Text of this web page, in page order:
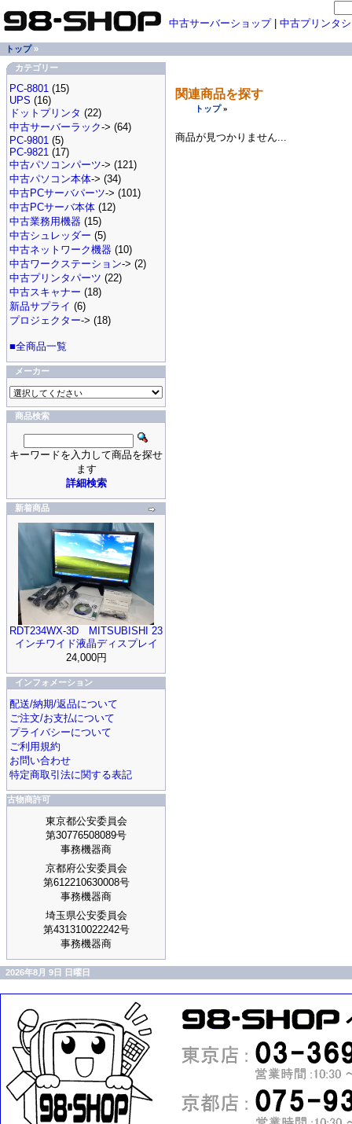
関連商品を探す
トップ»
商品が見つかりません...
中古サーバーショップ| 中古プリンタ
トップ»
カテゴリー
PC-8801 (15)
UPS (16)
ドットプリンタ (22)
中古サーバーラック-> (64)
PC-9801 (5)
PC-9821 (17)
中古パソコンパーツ-> (121)
中古パソコン本体-> (34)
中古PCサーバパーツ-> (101)
中古PCサーバ本体 (12)
中古業務用機器 (15)
中古シュレッダー (5)
中古ネットワーク機器 (10)
中古ワークステーション-> (2)
中古プリンタパーツ (22)
中古スキャナー (18)
新品サプライ (6)
プロジェクター-> (18)
■全商品一覧
メーカー
商品検索
キーワードを入力して商品を探せ
ます
詳細検索
新着商品
RDT234WX-3D MITSUBISHI 23
インチワイド液晶ディスプレイ
24,000円
インフォメーション
配送/納期/返品について
ご注文/お支払について
プライバシーについて
ご利用規約
お問い合わせ
特定商取引法に関する表記
古物商許可
東京都公安委員会
第30776508089号
事務機器商
京都府公安委員会
第612210630008号
事務機器商
埼玉県公安委員会
第431310022242号
事務機器商
2026年8月 9日 日曜日